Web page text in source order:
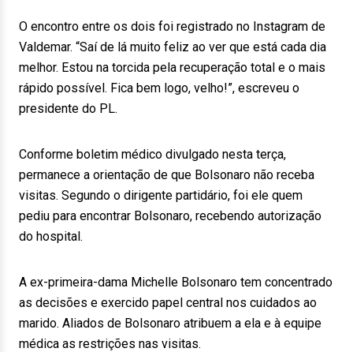
O encontro entre os dois foi registrado no Instagram de
Valdemar. “Saí de lá muito feliz ao ver que está cada dia
melhor. Estou na torcida pela recuperação total e o mais
rápido possível. Fica bem logo, velho!”, escreveu o
presidente do PL.
Conforme boletim médico divulgado nesta terça,
permanece a orientação de que Bolsonaro não receba
visitas. Segundo o dirigente partidário, foi ele quem
pediu para encontrar Bolsonaro, recebendo autorização
do hospital.
A ex-primeira-dama Michelle Bolsonaro tem concentrado
as decisões e exercido papel central nos cuidados ao
marido. Aliados de Bolsonaro atribuem a ela e à equipe
médica as restrições nas visitas.